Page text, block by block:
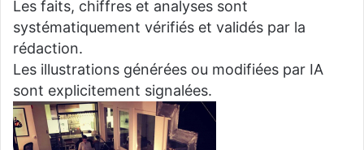
Les faits, chiffres et analyses sont
systématiquement vérifiés et validés par la
rédaction.
Les illustrations générées ou modifiées par IA
sont explicitement signalées.